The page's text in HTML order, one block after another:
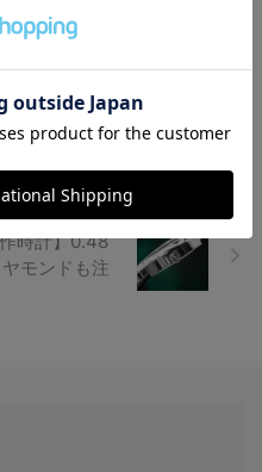
た“MEISTER”の意味と
表するシーマスターの自
マージュ
時計】0.48
モンドも注